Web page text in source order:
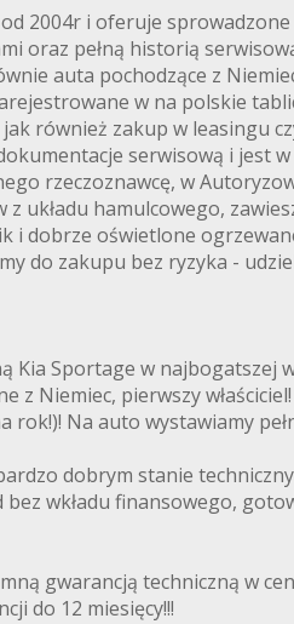
od 2004r i oferuje
oraz pełną historią
auta pochodzące z
w na polskie
również zakup w leasingu
serwisową i jest
rzeczoznawcę, w
układu hamulcowego,
i dobrze oświetlone
do zakupu bez ryzyka -
Kia Sportage w najbogatszej
z Niemiec, pierwszy
rok!)! Na auto wystawiamy
dobrym stanie
bez wkładu finansowego,
gwarancją techniczną w
do 12 miesięcy!!!